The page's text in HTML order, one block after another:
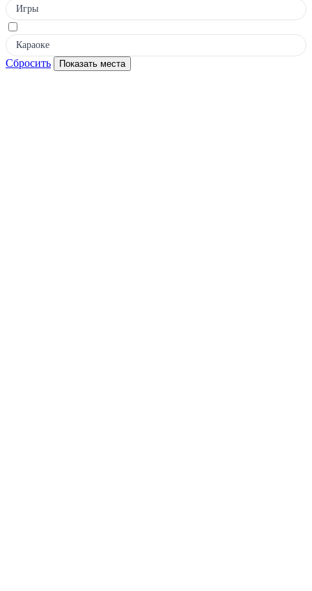
Игры
Караоке
Сбросить Показать места